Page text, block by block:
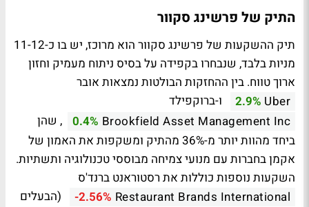
התיק של פרשינג סקוור
תיק ההשקעות של פרשינג סקוור הוא מרוכז, יש בו כ-11-12
מניות בלבד, שנבחרו בקפידה על בסיס ניתוח מעמיק וחזון
ארוך טווח. בין ההחזקות הבולטות נמצאות אובר
Uber
2.9%
ו-ברוקפילד
Brookfield Asset Management Inc
0.4% , שהן
ביחד מהוות יותר מ-36% מהתיק ומשקפות את האמון של
אקמן בחברות עם מנועי צמיחה מבוססי טכנולוגיה ותשתיות.
השקעות נוספות כוללות את רסטוראנט ברנד'ס
Restaurant Brands International
-2.56%
(הבעלים